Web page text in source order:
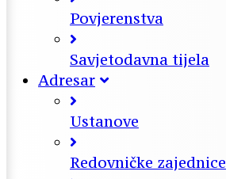
Povjerenstva
Savjetodavna tijela
Adresar
Ustanove
Redovničke zajednice